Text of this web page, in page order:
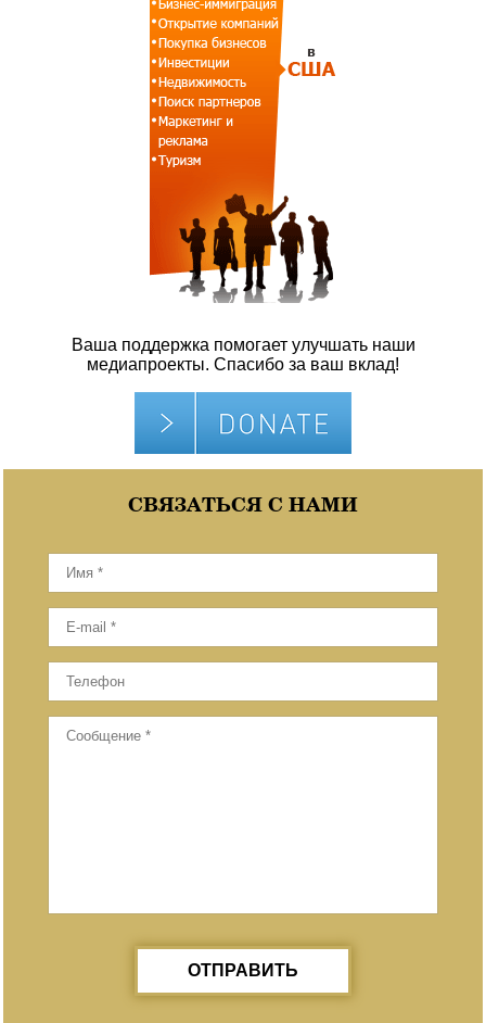
Ваша поддержка помогает улучшать наши
медиапроекты. Спасибо за ваш вклад!
СВЯЗАТЬСЯ С НАМИ
ОТПРАВИТЬ